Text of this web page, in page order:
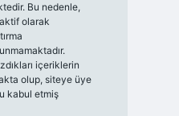
Bu nedenle,
olarak
içeriklerin
olup, siteye üye
kabul etmiş